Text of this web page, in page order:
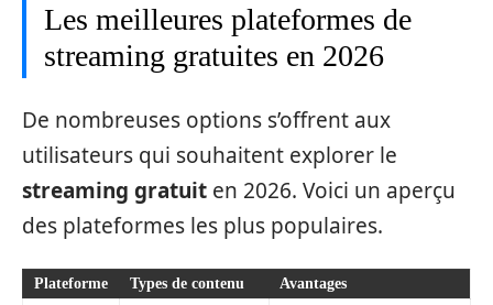
Les meilleures plateformes de
streaming gratuites en 2026
De nombreuses options s’offrent aux
utilisateurs qui souhaitent explorer le
streaming gratuit en 2026. Voici un aperçu
des plateformes les plus populaires.
Plateforme Types de contenu Avantages